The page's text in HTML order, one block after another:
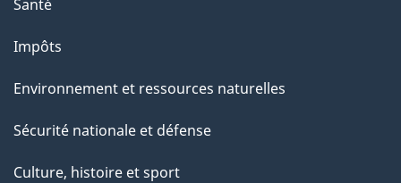
Santé
Impôts
Environnement et ressources naturelles
Sécurité nationale et défense
Culture, histoire et sport